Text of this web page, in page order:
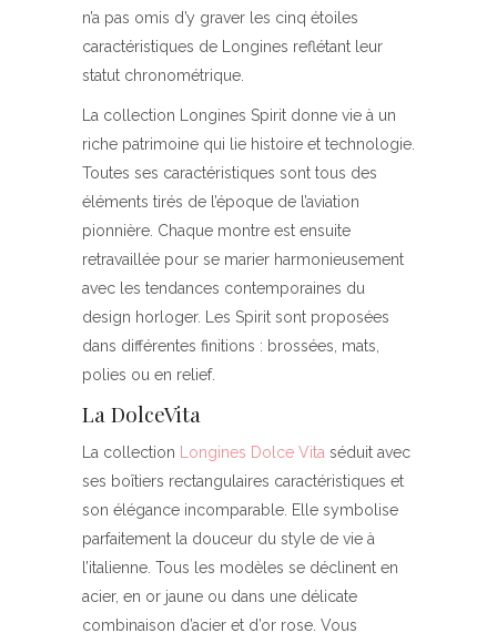
n’a pas omis d’y graver les cinq étoiles
caractéristiques de Longines reflétant leur
statut chronométrique.
La collection Longines Spirit donne vie à un
riche patrimoine qui lie histoire et technologie.
Toutes ses caractéristiques sont tous des
éléments tirés de l’époque de l’aviation
pionnière. Chaque montre est ensuite
retravaillée pour se marier harmonieusement
avec les tendances contemporaines du
design horloger. Les Spirit sont proposées
dans différentes finitions : brossées, mats,
polies ou en relief.
La DolceVita
La collection Longines Dolce Vita séduit avec
ses boîtiers rectangulaires caractéristiques et
son élégance incomparable. Elle symbolise
parfaitement la douceur du style de vie à
l’italienne. Tous les modèles se déclinent en
acier, en or jaune ou dans une délicate
combinaison d’acier et d’or rose. Vous